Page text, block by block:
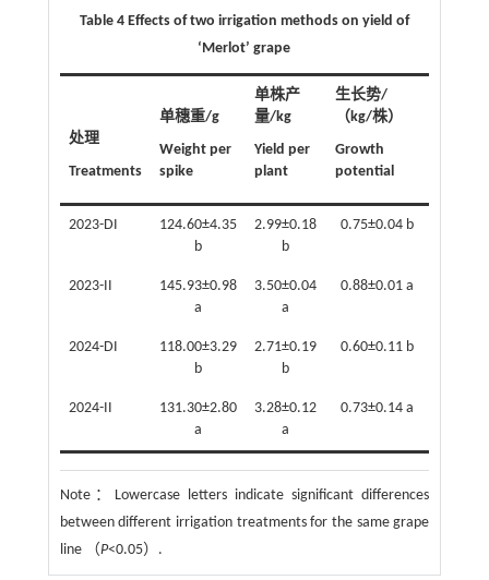
Table 4 Effects of two irrigation methods on yield of
‘Merlot’ grape
处理
Treatments
单穗重/g
Weight per
spike
单株产
量/kg
Yield per
plant
生长势/
（kg/株）
Growth
potential
2023-DI
124.60±4.35
b
2.99±0.18
b
0.75±0.04 b
2023-II
145.93±0.98
a
3.50±0.04
a
0.88±0.01 a
2024-DI
118.00±3.29
b
2.71±0.19
b
0.60±0.11 b
2024-II
131.30±2.80
a
3.28±0.12
a
0.73±0.14 a
Note： Lowercase letters indicate significant differences
between different irrigation treatments for the same grape
line （P<0.05）.